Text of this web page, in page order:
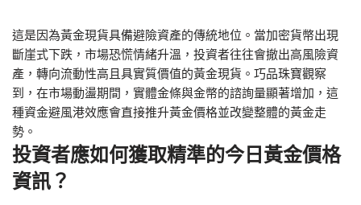
這是因為黃金現貨具備避險資產的傳統地位。當加密貨幣出現
斷崖式下跌，市場恐慌情緒升溫，投資者往往會撤出高風險資
產，轉向流動性高且具實質價值的黃金現貨。巧品珠寶觀察
到，在市場動盪期間，實體金條與金幣的諮詢量顯著增加，這
種資金避風港效應會直接推升黃金價格並改變整體的黃金走
勢。
投資者應如何獲取精準的今日黃金價格
資訊？